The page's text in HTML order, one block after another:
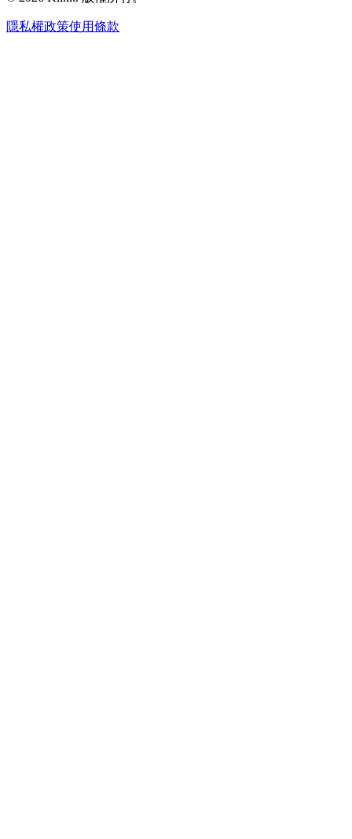
隱私權政策使用條款